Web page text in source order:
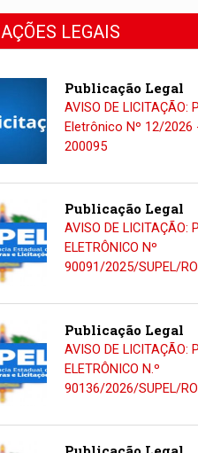
LEGAIS
Publicação Legal
AVISO DE LICITAÇÃO:
Eletrônico Nº 12/2026
200095
Publicação Legal
AVISO DE LICITAÇÃO:
ELETRÔNICO Nº
90091/2025/SUPEL/RO
Publicação Legal
AVISO DE LICITAÇÃO:
ELETRÔNICO N.º
90136/2026/SUPEL/RO